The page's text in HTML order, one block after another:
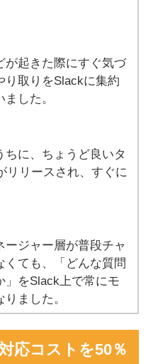
が起きた際にすぐ気づ
り取りをSlackに集約
した。
ちに、ちょうど良いタ
リリースされ、すぐに
ージャー層が普段チャ
くても、「どんな質問
」をSlack上で常にモ
ました。
応コストを50％